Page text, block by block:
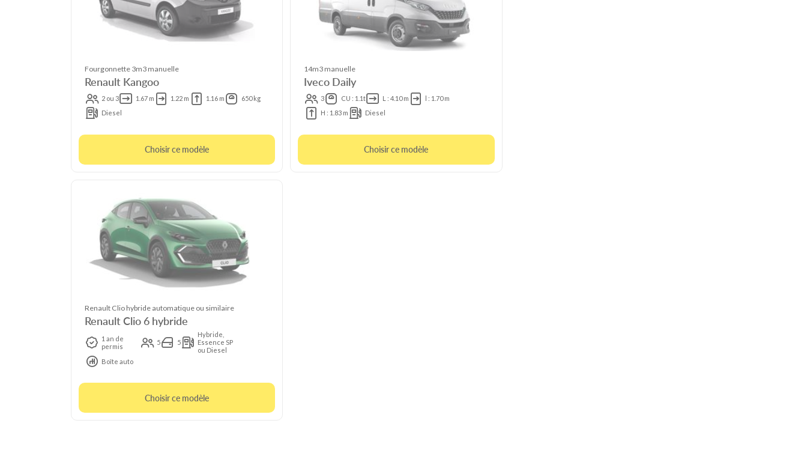
Fourgonnette 3m3 manuelle
Renault Kangoo
2 ou 3 1.67 m 1.22 m 1.16 m
650 kg
Diesel
Choisir ce modèle
14m3 manuelle
Iveco Daily
3 CU : 1.1t L : 4.10 m
l : 1.70 m
H : 1.83 m
Diesel
Choisir ce modèle
Renault Clio hybride automatique ou similaire
Renault Clio 6 hybride
1 an de
permis
5 5
Hybride,
Essence SP
ou Diesel
Boîte auto
Choisir ce modèle